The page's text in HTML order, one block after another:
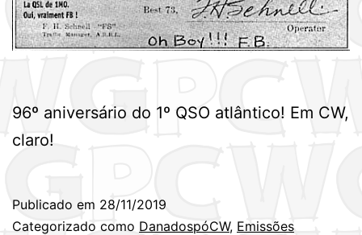
96º aniversário do 1º QSO atlântico! Em CW,
claro!
Publicado em 28/11/2019
Categorizado como DanadospóCW, Emissões